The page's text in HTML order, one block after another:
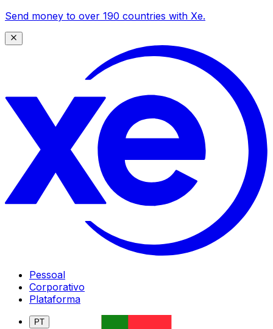
Send money to over 190 countries with Xe.
Pessoal
Corporativo
Plataforma
PT